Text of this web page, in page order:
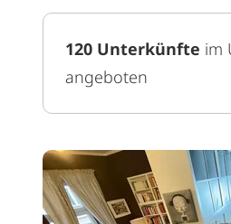
120 Unterkünfte im
angeboten